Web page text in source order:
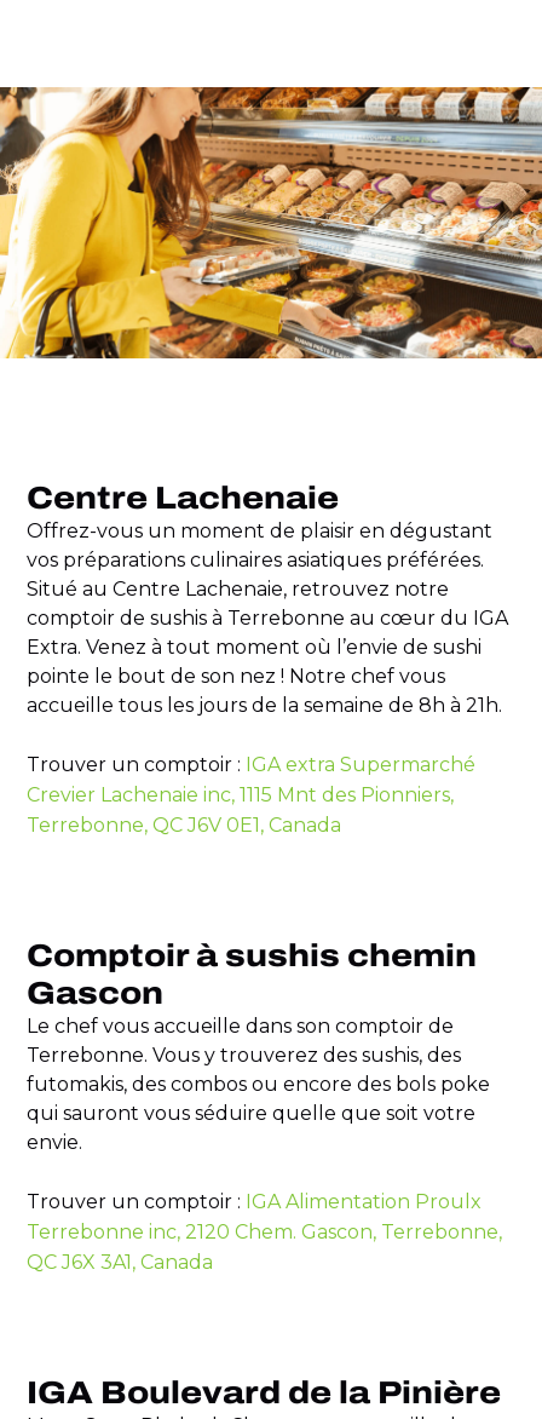
Centre Lachenaie
Offrez-vous un moment de plaisir en dégustant
vos préparations culinaires asiatiques préférées.
Situé au Centre Lachenaie, retrouvez notre
comptoir de sushis à Terrebonne au cœur du IGA
Extra. Venez à tout moment où l’envie de sushi
pointe le bout de son nez ! Notre chef vous
accueille tous les jours de la semaine de 8h à 21h.
Trouver un comptoir : IGA extra Supermarché
Crevier Lachenaie inc, 1115 Mnt des Pionniers,
Terrebonne, QC J6V 0E1, Canada
Comptoir à sushis chemin
Gascon
Le chef vous accueille dans son comptoir de
Terrebonne. Vous y trouverez des sushis, des
futomakis, des combos ou encore des bols poke
qui sauront vous séduire quelle que soit votre
envie.
Trouver un comptoir : IGA Alimentation Proulx
Terrebonne inc, 2120 Chem. Gascon, Terrebonne,
QC J6X 3A1, Canada
IGA Boulevard de la Pinière